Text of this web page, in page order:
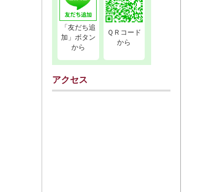
「友だち追
加」ボタン
から
ＱＲコード
から
アクセス